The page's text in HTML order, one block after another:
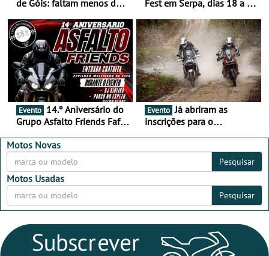
de Góis: faltam menos de
16 de agosto
Fest em Serpa, dias 18 a 20
duas rodas invade o Baixo
Alentejo
Evento
Grupo Asfalto Friends Fafe,
2026
Evento Já abriram as
inscrições para o
Motos Novas
Pesquisar
Motos Usadas
Pesquisar